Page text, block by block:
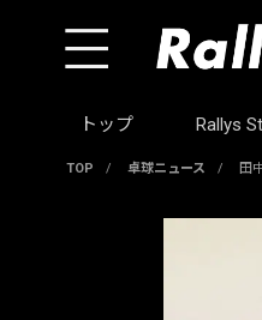
トップ Rallys
TOP / 卓球ニュース / 田